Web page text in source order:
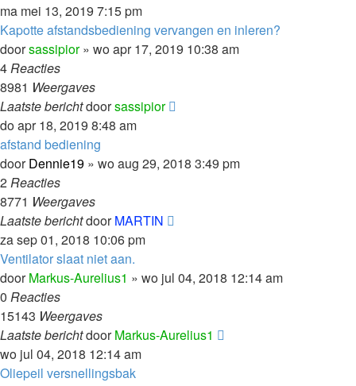
ma mei 13, 2019 7:15 pm
Kapotte afstandsbediening vervangen en inleren?
doorsassipior» wo apr 17, 2019 10:38 am
4Reacties
8981 Weergaves
Laatste berichtdoorsassipior
do apr 18, 2019 8:48 am
afstand bediening
doorDennie19 » wo aug 29, 2018 3:49 pm
2Reacties
8771 Weergaves
Laatste berichtdoorMARTIN
za sep 01, 2018 10:06 pm
Ventilator slaat niet aan.
doorMarkus-Aurelius1 » wo jul 04, 2018 12:14 am
0 Reacties
15143 Weergaves
Laatste berichtdoorMarkus-Aurelius1
wo jul 04, 2018 12:14 am
Oliepeil versnellingsbak